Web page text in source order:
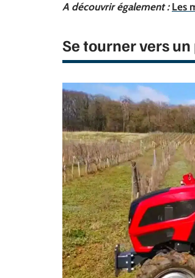
A découvrir également : Les
Se tourner vers